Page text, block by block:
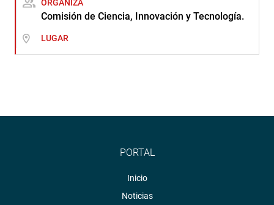
ORGANIZA
Comisión de Ciencia, Innovación y Tecnología.
LUGAR
PORTAL
Inicio
Noticias